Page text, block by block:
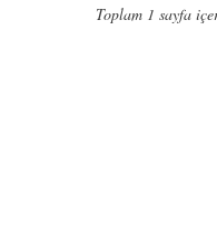
Toplam 1 sayfa